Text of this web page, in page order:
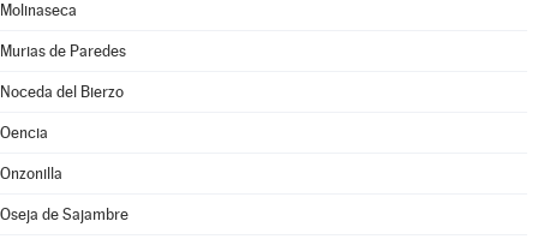
Molinaseca
Murias de Paredes
Noceda del Bierzo
Oencia
Onzonilla
Oseja de Sajambre